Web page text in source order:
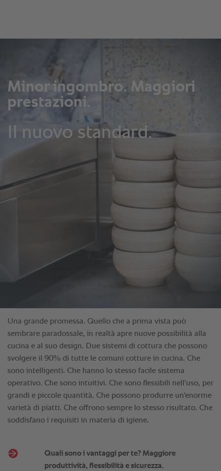
Quali sono i vantaggi per te? Maggiore
produttività, flessibilità e sicurezza.